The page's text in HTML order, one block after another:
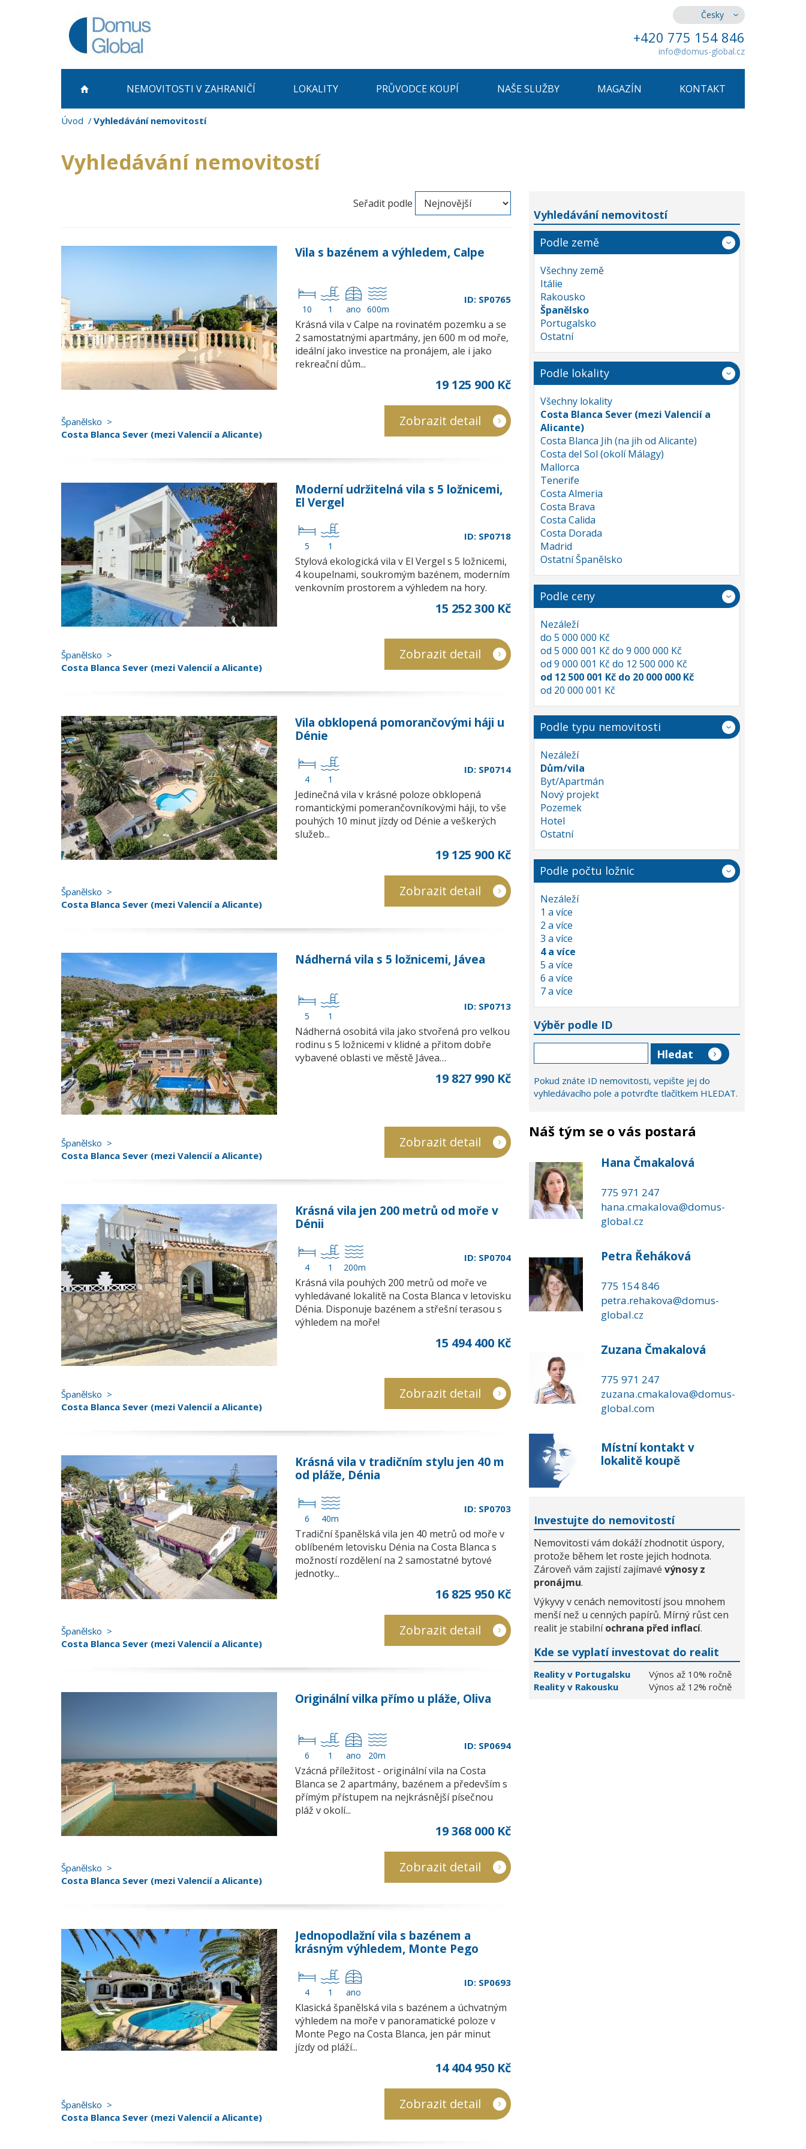
Česky
+420 775 154 846
info@domus-global.cz
NEMOVITOSTI V ZAHRANIČÍ LOKALITY PRŮVODCE KOUPÍ NAŠE SLUŽBY MAGAZÍN KONTAKT
Úvod Vyhledávání nemovitostí
Vyhledávání nemovitostí
Seřadit podle
Vila s bazénem a výhledem, Calpe
10 1 ano 600m
ID: SP0765
Krásná vila v Calpe na rovinatém pozemku a se
2 samostatnými apartmány, jen 600 m od moře,
ideální jako investice na pronájem, ale i jako
rekreační dům...
19 125 900 Kč
Španělsko
Costa Blanca Sever (mezi Valencií a Alicante)
Zobrazit detail
Moderní udržitelná vila s 5 ložnicemi,
El Vergel
5 1
ID: SP0718
Stylová ekologická vila v El Vergel s 5 ložnicemi,
4 koupelnami, soukromým bazénem, moderním
venkovním prostorem a výhledem na hory.
15 252 300 Kč
Španělsko
Costa Blanca Sever (mezi Valencií a Alicante)
Zobrazit detail
Vila obklopená pomorančovými háji u
Dénie
4 1
ID: SP0714
Jedinečná vila v krásné poloze obklopená
romantickými pomerančovníkovými háji, to vše
pouhých 10 minut jízdy od Dénie a veškerých
služeb...
19 125 900 Kč
Španělsko
Costa Blanca Sever (mezi Valencií a Alicante)
Zobrazit detail
Nádherná vila s 5 ložnicemi, Jávea
5 1
ID: SP0713
Nádherná osobitá vila jako stvořená pro velkou
rodinu s 5 ložnicemi v klidné a přitom dobře
vybavené oblasti ve městě Jávea…
19 827 990 Kč
Španělsko
Costa Blanca Sever (mezi Valencií a Alicante)
Zobrazit detail
Krásná vila jen 200 metrů od moře v
Dénii
4 1 200m
ID: SP0704
Krásná vila pouhých 200 metrů od moře ve
vyhledávané lokalitě na Costa Blanca v letovisku
Dénia. Disponuje bazénem a střešní terasou s
výhledem na moře!
15 494 400 Kč
Španělsko
Costa Blanca Sever (mezi Valencií a Alicante)
Zobrazit detail
Krásná vila v tradičním stylu jen 40 m
od pláže, Dénia
6 40m
ID: SP0703
Tradiční španělská vila jen 40 metrů od moře v
oblíbeném letovisku Dénia na Costa Blanca s
možností rozdělení na 2 samostatné bytové
jednotky...
16 825 950 Kč
Španělsko
Costa Blanca Sever (mezi Valencií a Alicante)
Zobrazit detail
Originální vilka přímo u pláže, Oliva
6 1 ano 20m
ID: SP0694
Vzácná příležitost - originální vila na Costa
Blanca se 2 apartmány, bazénem a především s
přímým přístupem na nejkrásnější písečnou
pláž v okolí...
19 368 000 Kč
Španělsko
Costa Blanca Sever (mezi Valencií a Alicante)
Zobrazit detail
Jednopodlažní vila s bazénem a
krásným výhledem, Monte Pego
4 1 ano
ID: SP0693
Klasická španělská vila s bazénem a úchvatným
výhledem na moře v panoramatické poloze v
Monte Pego na Costa Blanca, jen pár minut
jízdy od pláží...
14 404 950 Kč
Španělsko
Costa Blanca Sever (mezi Valencií a Alicante)
Zobrazit detail
Vyhledávání nemovitostí
Podle země
Všechny země
Itálie
Rakousko
Španělsko
Portugalsko
Ostatní
Podle lokality
Všechny lokality
Costa Blanca Sever (mezi Valencií a
Alicante)
Costa Blanca Jih (na jih od Alicante)
Costa del Sol (okolí Málagy)
Mallorca
Tenerife
Costa Almeria
Costa Brava
Costa Calida
Costa Dorada
Madrid
Ostatní Španělsko
Podle ceny
Nezáleží
do 5 000 000 Kč
od 5 000 001 Kč do 9 000 000 Kč
od 9 000 001 Kč do 12 500 000 Kč
od 12 500 001 Kč do 20 000 000 Kč
od 20 000 001 Kč
Podle typu nemovitosti
Nezáleží
Dům/vila
Byt/Apartmán
Nový projekt
Pozemek
Hotel
Ostatní
Podle počtu ložnic
Nezáleží
1 a více
2 a více
3 a více
4 a více
5 a více
6 a více
7 a více
Výběr podle ID
Pokud znáte ID nemovitosti, vepište jej do
vyhledávacího pole a potvrďte tlačítkem HLEDAT.
Náš tým se o vás postará
Hana Čmakalová
775 971 247
hana.cmakalova@domus-
global.cz
Petra Řeháková
775 154 846
petra.rehakova@domus-
global.cz
Zuzana Čmakalová
775 971 247
zuzana.cmakalova@domus-
global.com
Místní kontakt v
lokalitě koupě
Investujte do nemovitostí
Nemovitosti vám dokáží zhodnotit úspory,
protože během let roste jejich hodnota.
Zároveň vám zajistí zajímavé výnosy z
pronájmu.
Výkyvy v cenách nemovitostí jsou mnohem
menší než u cenných papírů. Mírný růst cen
realit je stabilníochrana před inflací.
Kde se vyplatí investovat do realit
Reality v Portugalsku
Výnos až 10% ročně
Reality v Rakousku
Výnos až 12% ročně